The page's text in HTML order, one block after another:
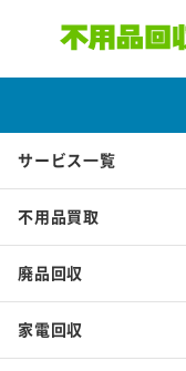
サービス一覧
不用品買取
廃品回収
家電回収